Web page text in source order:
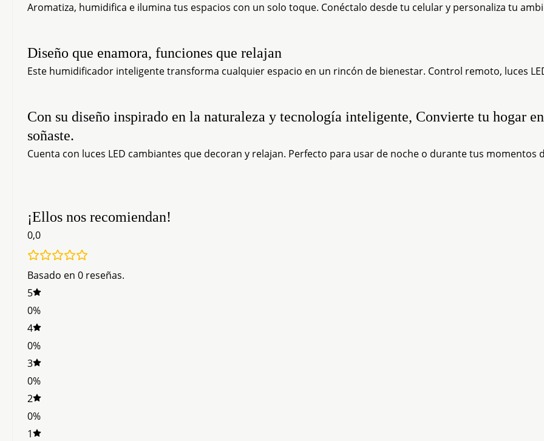
Aromatiza, humidifica e ilumina tus espacios con un solo toque. Conéctalo desde tu celular y personaliza tu
Diseño que enamora, funciones que relajan
Este humidificador inteligente transforma cualquier espacio en un rincón de bienestar. Control remoto, luces
Con su diseño inspirado en la naturaleza y tecnología inteligente, Convierte tu hogar
soñaste.
Cuenta con luces LED cambiantes que decoran y relajan. Perfecto para usar de noche o durante tus momentos
¡Ellos nos recomiendan!
0,0
Basado en 0 reseñas.
5
0%
4
0%
3
0%
2
0%
1